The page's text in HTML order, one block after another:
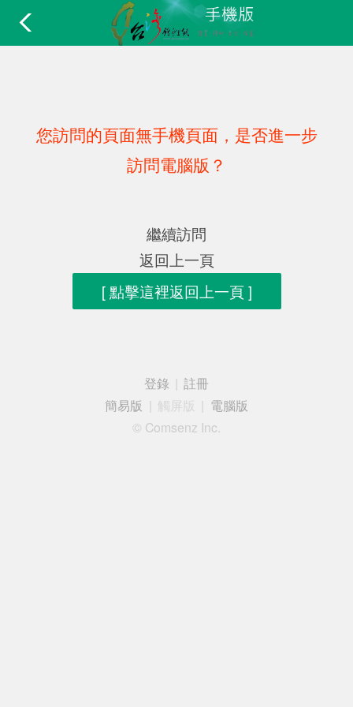
您訪問的頁面無手機頁面，是否進一步
訪問電腦版？
繼續訪問
返回上一頁
[ 點擊這裡返回上一頁 ]
登錄
註冊
簡易版
觸屏版
電腦版
© Comsenz Inc.